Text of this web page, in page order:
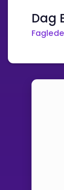
Dag